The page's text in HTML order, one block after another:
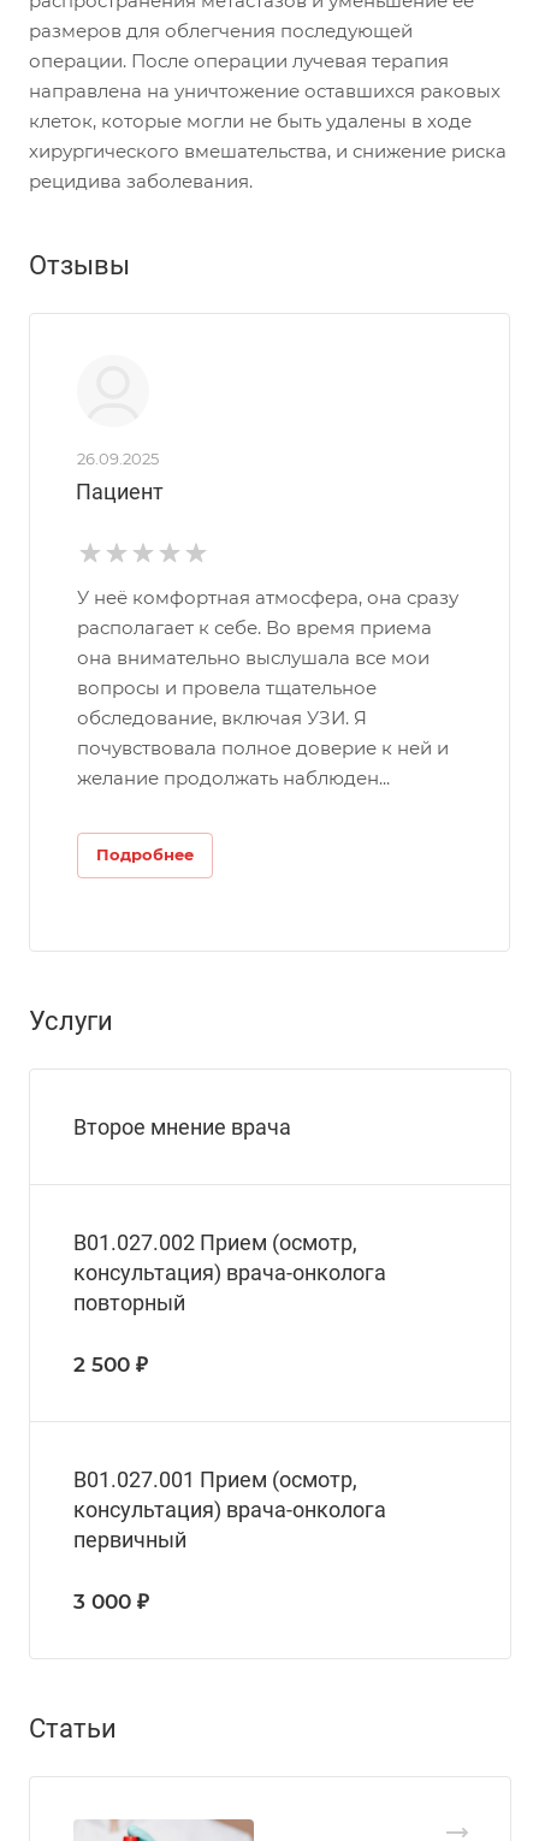
размеров для облегчения последующей
операции. После операции лучевая терапия
направлена на уничтожение оставшихся раковых
клеток, которые могли не быть удалены в ходе
хирургического вмешательства, и снижение риска
рецидива заболевания.
Отзывы
26.09.2025
Пациент
У неё комфортная атмосфера, она сразу
располагает к себе. Во время приема
она внимательно выслушала все мои
вопросы и провела тщательное
обследование, включая УЗИ. Я
почувствовала полное доверие к ней и
желание продолжать наблюден...
Подробнее
Услуги
Второе мнение врача
В01.027.002 Прием (осмотр,
консультация) врача-онколога
повторный
2 500 ₽
В01.027.001 Прием (осмотр,
консультация) врача-онколога
первичный
3 000 ₽
Статьи